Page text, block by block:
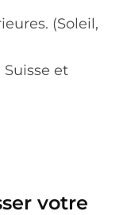
(Soleil,
et
votre